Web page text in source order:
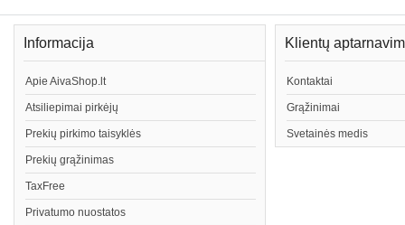
Informacija
Apie AivaShop.lt
Atsiliepimai pirkėjų
Prekių pirkimo taisyklės
Prekių grąžinimas
TaxFree
Privatumo nuostatos
Klientų
Kontaktai
Grąžinimai
Svetainės medis